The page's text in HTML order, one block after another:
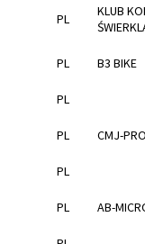
PL
KLUB
PL B3 BIKE
PL
PL CMJ-
PL
PL AB-